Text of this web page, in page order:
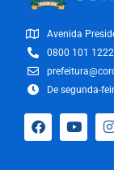
Avenida
0800 101 1222
De segunda-